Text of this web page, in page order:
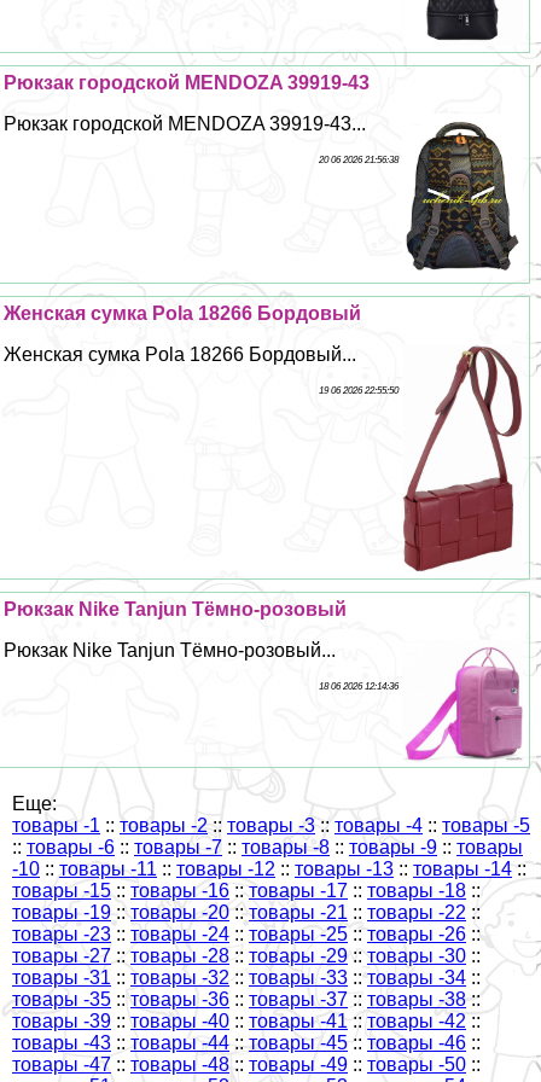
Рюкзак городской MENDOZA 39919-43
Рюкзак городской MENDOZA 39919-43...
20 06 2026 21:56:38
Женская сумка Pola 18266 Бордовый
Женская сумка Pola 18266 Бордовый...
19 06 2026 22:55:50
Рюкзак Nike Tanjun Тёмно-розовый
Рюкзак Nike Tanjun Тёмно-розовый...
18 06 2026 12:14:36
Еще:
товары -1 :: товары -2 :: товары -3 :: товары -4 :: товары -5
:: товары -6 :: товары -7 :: товары -8 :: товары -9 :: товары
-10 :: товары -11 :: товары -12 :: товары -13 :: товары -14 ::
товары -15 :: товары -16 ::товары -17 :: товары -18 ::
товары -19 ::товары -20 ::товары -21 :: товары -22 ::
товары -23 :: товары -24 :: товары -25 :: товары -26 ::
товары -27 :: товары -28 :: товары -29 :: товары -30 ::
товары -31 :: товары -32 :: товары -33 ::товары -34 ::
товары -35 :: товары -36 :: товары -37 :: товары -38 ::
товары -39 :: товары -40 :: товары -41 :: товары -42 ::
товары -43 :: товары -44 :: товары -45 :: товары -46 ::
товары -47 :: товары -48 :: товары -49 :: товары -50 ::